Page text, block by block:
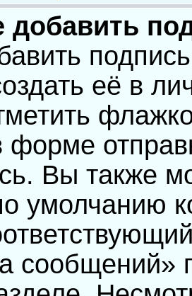
добавить
её в
форме
Вы также
умолчанию
сообщений»